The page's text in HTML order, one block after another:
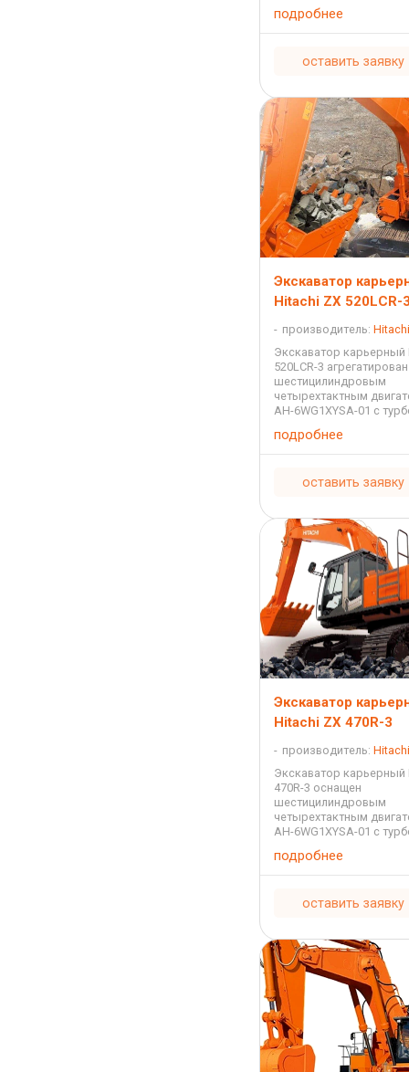
впрыскиванием с
объемом 15,681 литра
подробнее
оставить заявку
Экскаватор
Hitachi ZX 520LCR-
производитель: Hitachi
Экскаватор карьерный
520LCR-3 агрегатирован
шестицилиндровым
четырехтактным
AH-6WG1XYSA-01 с
впрыскиванием с
объемом 15,681 литра
подробнее
оставить заявку
Экскаватор
Hitachi ZX 470R-3
производитель: Hitachi
Экскаватор карьерный
470R-3 оснащен
шестицилиндровым
четырехтактным
AH-6WG1XYSA-01 с
впрыскиванием с
объемом 15,681 литра
подробнее
оставить заявку